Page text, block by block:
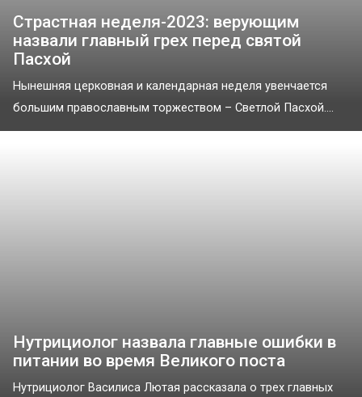
Страстная неделя-2023: верующим
назвали главный грех перед святой
Пасхой
Нынешняя церковная и календарная неделя увенчается
большим православным торжеством – Светлой Пасхой....
Нутрициолог назвала главные ошибки в
питании во время Великого поста
Нутрициолог Василиса Лютая рассказала о трех главных